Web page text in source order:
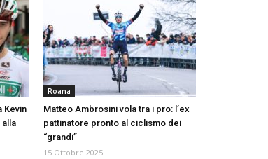
Kevin
Roana
Matteo Ambrosini vola tra i pro: l’ex
pattinatore pronto al ciclismo dei
“grandi”
15 Ottobre 2025